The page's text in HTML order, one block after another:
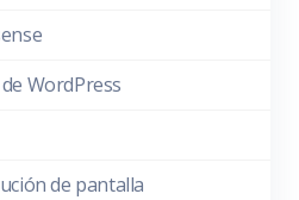
WordPress
de pantalla